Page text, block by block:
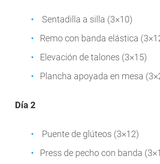
Sentadilla a silla (3×10)
Remo con banda elástica
Elevación de talones (3×15)
Plancha apoyada en mesa
Día 2
Puente de glúteos (3×12)
Press de pecho con banda